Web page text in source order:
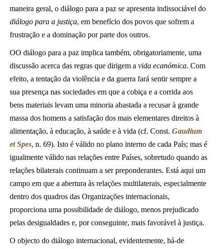
maneira geral, o diálogo para a paz se apresenta indissociável do
diálogo para a justiça, em benefício dos povos que sofrem a
frustração e a dominação por parte dos outros.
OO diálogo para a paz implica também, obrigatoriamente, uma
discussão acerca das regras que dirigem a vida ecanómica. Com
efeito, a tentação da violência e da guerra fará sentir sempre a
sua presença nas sociedades em que a cobiça e a corrida aos
bens materiais levam uma minoria abastada a recusar à grande
massa dos homens a satisfação dos mais elementares direitos à
alimentação, à educação, à saúde e à vida (cf. Const. Gaudium
et Spes, n. 69). Isto é válido no plano interno de cada País; mas é
igualmente válido nas relações entre Países, sobretudo quando as
relações bilaterais continuam a ser preponderantes. Está aqui um
campo em que a abertura às relações multilaterais, especialmente
dentro dos quadros das Organizações internacionais,
proporciona uma possibilidade de diálogo, menos prejudicado
pelas desigualdades e, por conseguinte, mais favorável à justiça.
O objecto do diálogo internacional, evidentemente, há-de